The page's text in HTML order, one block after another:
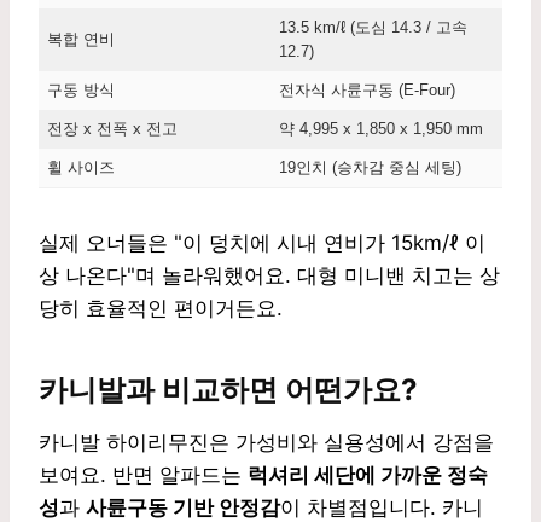
복합 연비
13.5 km/ℓ (도심 14.3 / 고속
12.7)
구동 방식 전자식 사륜구동 (E-Four)
전장 x 전폭 x 전고 약 4,995 x 1,850 x 1,950 mm
휠 사이즈 19인치 (승차감 중심 세팅)
실제 오너들은 "이 덩치에 시내 연비가 15km/ℓ 이
상 나온다"며 놀라워했어요. 대형 미니밴 치고는 상
당히 효율적인 편이거든요.
카니발과 비교하면 어떤가요?
카니발 하이리무진은 가성비와 실용성에서 강점을
보여요. 반면 알파드는 럭셔리 세단에 가까운 정숙
성과 사륜구동 기반 안정감이 차별점입니다. 카니